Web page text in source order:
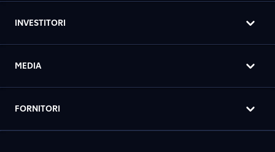
INVESTITORI
MEDIA
FORNITORI